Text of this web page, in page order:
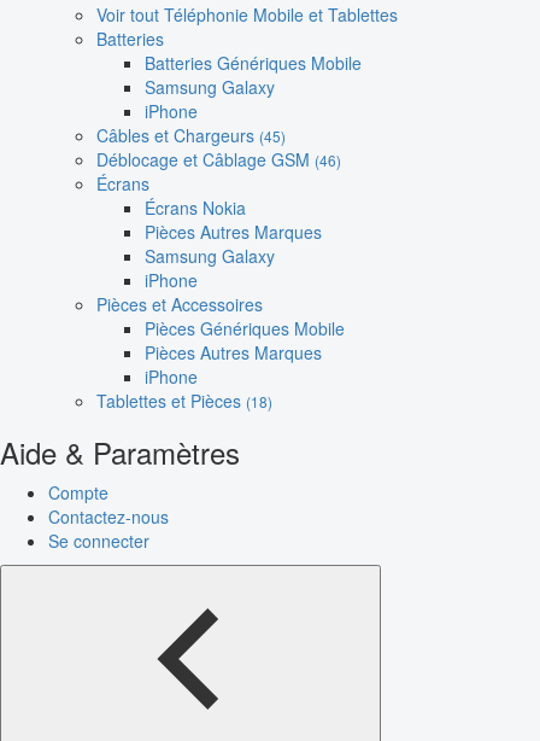
Voir tout Téléphonie Mobile et Tablettes
Batteries
Batteries Génériques Mobile
Samsung Galaxy
iPhone
Câbles et Chargeurs (45)
Déblocage et Câblage GSM (46)
Écrans
Écrans Nokia
Pièces Autres Marques
Samsung Galaxy
iPhone
Pièces et Accessoires
Pièces Génériques Mobile
Pièces Autres Marques
iPhone
Tablettes et Pièces (18)
Aide & Paramètres
Compte
Contactez-nous
Se connecter